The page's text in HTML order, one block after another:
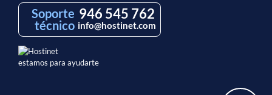
Soporte
técnico
946 545 762
info@hostinet.com
estamos para ayudarte